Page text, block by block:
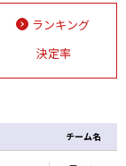
ランキング
決定率
チーム名